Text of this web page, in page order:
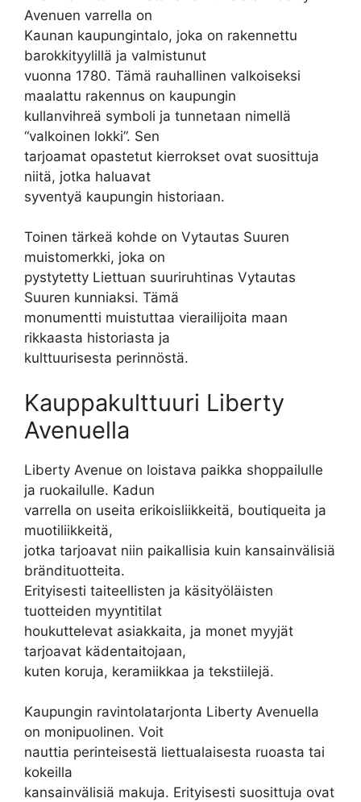
Avenuen varrella on
Kaunan kaupungintalo, joka on rakennettu
barokkityylillä ja valmistunut
vuonna 1780. Tämä rauhallinen valkoiseksi
maalattu rakennus on kaupungin
kullanvihreä symboli ja tunnetaan nimellä
“valkoinen lokki”. Sen
tarjoamat opastetut kierrokset ovat suosittuja
niitä, jotka haluavat
syventyä kaupungin historiaan.
Toinen tärkeä kohde on Vytautas Suuren
muistomerkki, joka on
pystytetty Liettuan suuriruhtinas Vytautas
Suuren kunniaksi. Tämä
monumentti muistuttaa vierailijoita maan
rikkaasta historiasta ja
kulttuurisesta perinnöstä.
Kauppakulttuuri Liberty
Avenuella
Liberty Avenue on loistava paikka shoppailulle
ja ruokailulle. Kadun
varrella on useita erikoisliikkeitä, boutiqueita ja
muotiliikkeitä,
jotka tarjoavat niin paikallisia kuin kansainvälisiä
brändituotteita.
Erityisesti taiteellisten ja käsityöläisten
tuotteiden myyntitilat
houkuttelevat asiakkaita, ja monet myyjät
tarjoavat kädentaitojaan,
kuten koruja, keramiikkaa ja tekstiilejä.
Kaupungin ravintolatarjonta Liberty Avenuella
on monipuolinen. Voit
nauttia perinteisestä liettualaisesta ruoasta tai
kokeilla
kansainvälisiä makuja. Erityisesti suosittuja ovat